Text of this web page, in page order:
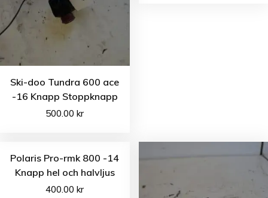
Ski-doo Tundra 600 ace
-16 Knapp Stoppknapp
500.00kr
Polaris Pro-rmk 800 -14
Knapp hel och halvljus
400.00kr